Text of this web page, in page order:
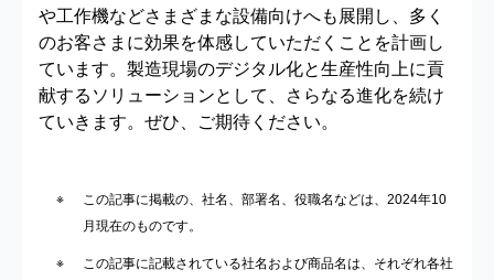
や工作機などさまざまな設備向けへも展開し、多く
のお客さまに効果を体感していただくことを計画し
ています。製造現場のデジタル化と生産性向上に貢
献するソリューションとして、さらなる進化を続け
ていきます。ぜひ、ご期待ください。
この記事に掲載の、社名、部署名、役職名などは、2024年10
月現在のものです。
この記事に記載されている社名および商品名は、それぞれ各社